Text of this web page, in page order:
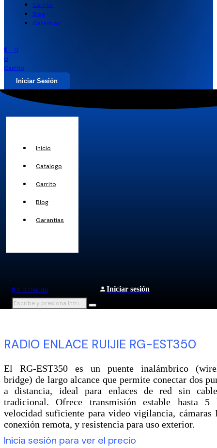
Carrito
Blog
Garantias
$ 0
0
Carrito
Iniciar Sesión
Inicio
Catalogo
Carrito
Blog
Garantias
$ 0 0 Carrito Iniciar sesión
RADIO ENLACE RUIJIE RG-EST350
El RG-EST350 es un puente inalámbrico
bridge) de largo alcance que permite conectar dos
a distancia, ideal para enlaces de red sin
tradicional. Ofrece transmisión estable hasta 5
velocidad suficiente para video vigilancia, cámaras
conexión remota, y resistencia para uso exterior.
Inicia sesión para ver el precio